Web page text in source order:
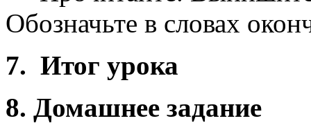
Обозначьте в словах
7. Итог урока
8. Домашнее задание